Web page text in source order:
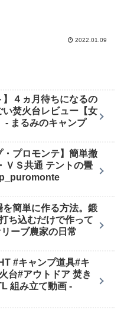
2022.01.09
】４ヵ月待ちになるの
い焚火台レビュー【女
- まるみのキャンプ
・プロモンテ】簡単撤
ＶＳ共通 テントの畳
を簡単に作る方法。鍛
ち込むだけで作って
ーブ農家の日常
#キャンプ道具#キ
台#アウトドア 焚き
組み立て動画 -